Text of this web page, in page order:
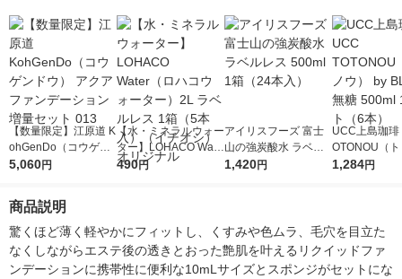
【数量限定】江原道 K
ohGenDo（コウゲン
ドウ） アクアファン
5,060円
【水・ミネラルウォー
ター】LOHACO Wate
r（ロハコウォータ
490円
アイリスフーズ 富士
山の強炭酸水 ラベル
レス 500ml 1箱（24
1,420円
UCC上島珈琲
OTONOU（
ウ） by
1,284円
商品説明
驚くほど薄く軽やかにフィットし、くすみや色ムラ、毛穴を目立た
なくしながらエステ後の透きとおった艶肌を叶えるリクイッドファ
ンデーションに携帯性に便利な10mLサイズとスポンジがセットにな